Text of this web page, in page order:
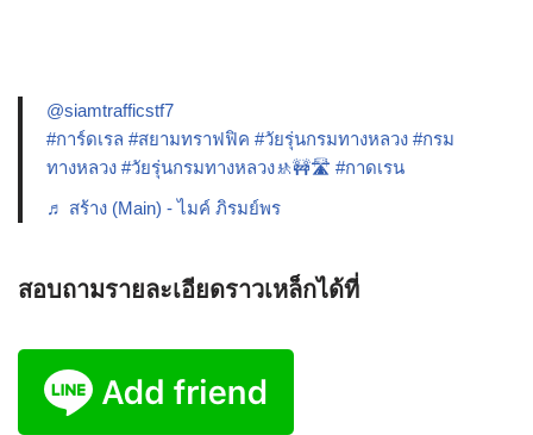
@siamtrafficstf7
#การ์ดเรล #สยามทราฟฟิค #วัยรุ่นกรมทางหลวง #กรม
ทางหลวง #วัยรุ่นกรมทางหลวง🚸🚧🛣️ #กาดเรน
♬ สร้าง (Main) - ไมค์ ภิรมย์พร
สอบถามรายละเอียดราวเหล็กได้ที่